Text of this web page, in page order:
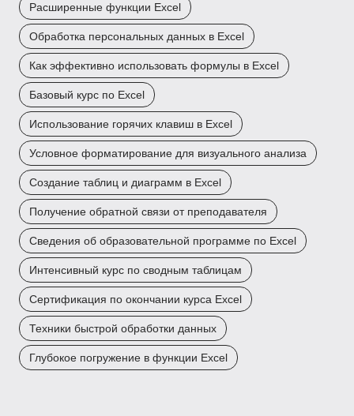
Расширенные функции Excel
Обработка персональных данных в Excel
Как эффективно использовать формулы в Excel
Базовый курс по Excel
Использование горячих клавиш в Excel
Условное форматирование для визуального анализа
Создание таблиц и диаграмм в Excel
Получение обратной связи от преподавателя
Сведения об образовательной программе по Excel
Интенсивный курс по сводным таблицам
Сертификация по окончании курса Excel
Техники быстрой обработки данных
Глубокое погружение в функции Excel